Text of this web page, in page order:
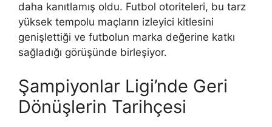
daha kanıtlamış oldu. Futbol otoriteleri, bu tarz
yüksek tempolu maçların izleyici kitlesini
genişlettiği ve futbolun marka değerine katkı
sağladığı görüşünde birleşiyor.
Şampiyonlar Ligi’nde Geri
Dönüşlerin Tarihçesi